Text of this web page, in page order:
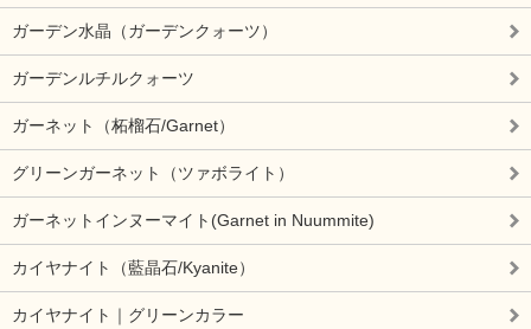
ガーデン水晶（ガーデンクォーツ）
ガーデンルチルクォーツ
ガーネット（柘榴石/Garnet）
グリーンガーネット（ツァボライト）
ガーネットインヌーマイト(Garnet in Nuummite)
カイヤナイト（藍晶石/Kyanite）
カイヤナイト｜グリーンカラー